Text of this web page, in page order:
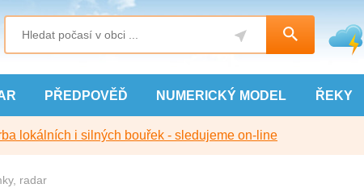
PŘEDPOVĚĎ NUMERICKÝ MODEL ŘEKY
lokálních i silných bouřek - sledujeme on-line
radar